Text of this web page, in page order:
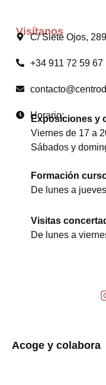
Visítanos
C/ Siete Ojos,
+34 911 72 59 67
Horario:
Exposiciones y
Viernes de 17 a
Sábados y
Formación
De lunes a
Visitas
De lunes a
Acoge y colabora